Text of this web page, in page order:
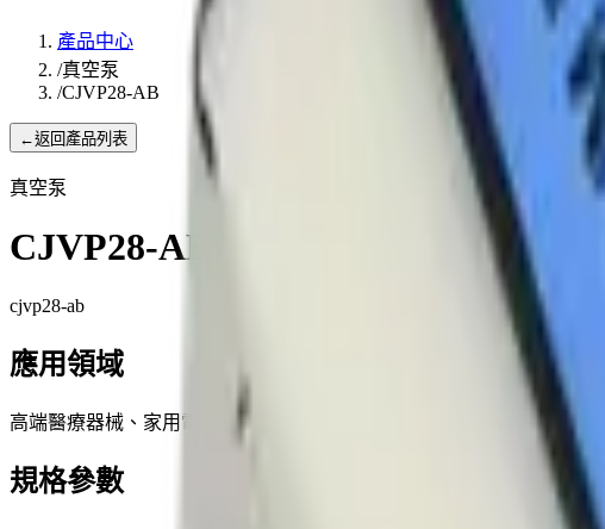
產品中心
/真空泵
/CJVP28-AB
←返回產品列表
真空泵
CJVP28-AB
cjvp28-ab
應用領域
高端醫療器械、家用電器、个人护理等
規格參數